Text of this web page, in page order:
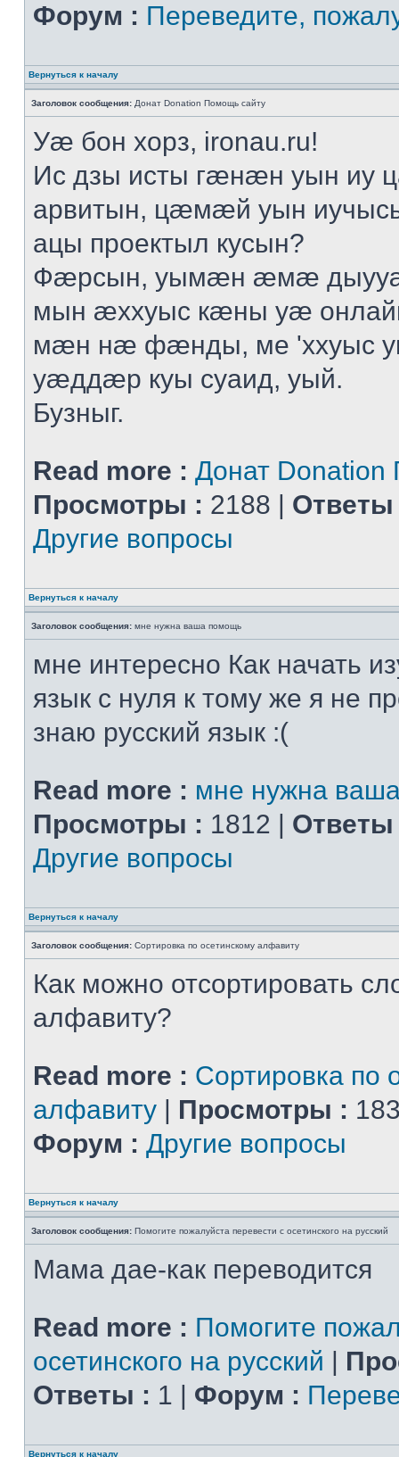
Форум : Переведите,
Вернуться к началу
Заголовок сообщения: Донат Donation Помощь сайту
Уӕ бон хорз, ironau.ru!
Ис дзы исты гӕнӕн уын иу
арвитын, цӕмӕй уын
ацы проектыл кусын?
Фӕрсын, уымӕн ӕмӕ
мын ӕххуыс кӕны уӕ
мӕн нӕ фӕнды, ме 'ххуыс
уӕддӕр куы суаид, уый.
Бузныг.
Read more : Донат
Просмотры : 2188 | Ответы
Другие вопросы
Вернуться к началу
Заголовок сообщения: мне нужна ваша помощь
мне интересно Как начать
язык с нуля к тому же я не
знаю русский язык :(
Read more : мне нужна
Просмотры : 1812 | Ответы
Другие вопросы
Вернуться к началу
Заголовок сообщения: Сортировка по осетинскому алфавиту
Как можно отсортировать
алфавиту?
Read more : Сортировка по
алфавиту | Просмотры :
Форум : Другие вопросы
Вернуться к началу
Заголовок сообщения: Помогите пожалуйста перевести с осетинского на русский
Мама дае-как переводится
Read more : Помогите
осетинского на русский |
Ответы : 1 | Форум :
Вернуться к началу